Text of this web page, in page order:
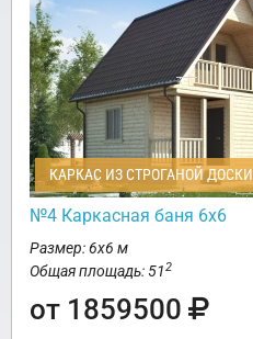
КАРКАС ИЗ СТРОГАНОЙ ДОСКИ
№4 Каркасная баня 6х6
Размер: 6х6 м
Общая площадь: 512
от 1859500